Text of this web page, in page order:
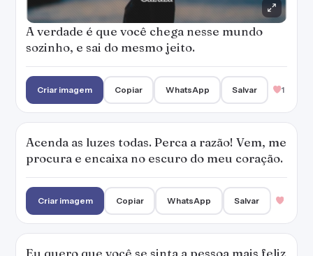
Eu quero que você se sinta a pessoa mais feliz
sonho em noite de insônia.
Criar imagem Copiar WhatsApp Salvar